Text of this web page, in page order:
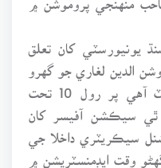
يونيورسٽي کان تعلق
الدين لغاري جو گهرو
سيڪريٽريٽ گروپ ۾ Induct ٿي سيڪشن آفيسر کان
سيڪريٽري داخلا جي
وقت ايڊمنسٽريشن ۾